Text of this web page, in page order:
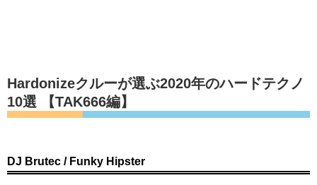
Hardonizeクルーが選ぶ2020年のハードテクノ
10選 【TAK666編】
DJ Brutec / Funky Hipster